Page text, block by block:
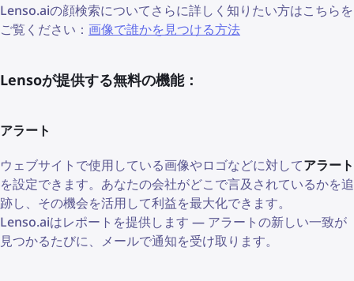
Lenso.aiの顔検索についてさらに詳しく知りたい方はこちらを
ご覧ください： 画像で誰かを見つける方法
Lensoが提供する無料の機能：
アラート
ウェブサイトで使用している画像やロゴなどに対してアラート
を設定できます。あなたの会社がどこで言及されているかを追
跡し、その機会を活用して利益を最大化できます。
Lenso.aiはレポートを提供します — アラートの新しい一致が
見つかるたびに、メールで通知を受け取ります。